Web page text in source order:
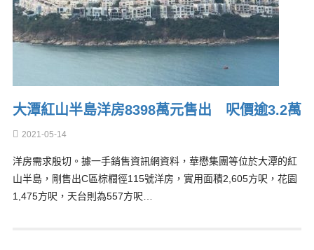
大潭紅山半島洋房8398萬元售出 呎價逾3.2萬
2021-05-14
洋房需求殷切。據一手銷售資訊網資料，華懋集團等位於大潭的紅
山半島，剛售出C區棕櫚徑115號洋房，實用面積2,605方呎，花園
1,475方呎，天台則為557方呎…